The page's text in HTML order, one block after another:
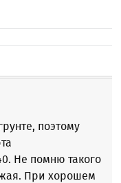
поэтому
Не помню такого
При хорошем